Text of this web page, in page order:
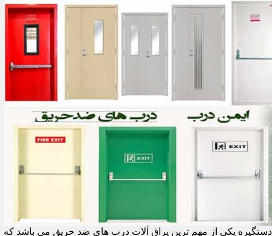
دستگیره یکی از مهم ترین یراق آلات درب های ضد حریق می باشد که